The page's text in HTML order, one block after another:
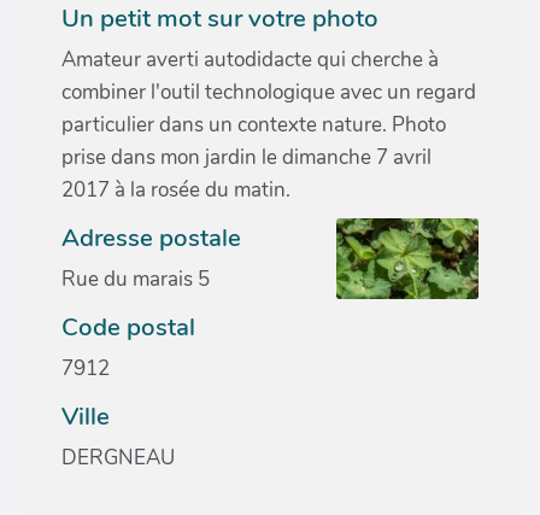
Un petit mot sur votre photo
Amateur averti autodidacte qui cherche à
combiner l'outil technologique avec un regard
particulier dans un contexte nature. Photo
prise dans mon jardin le dimanche 7 avril
2017 à la rosée du matin.
Adresse postale
Rue du marais 5
Code postal
7912
Ville
DERGNEAU